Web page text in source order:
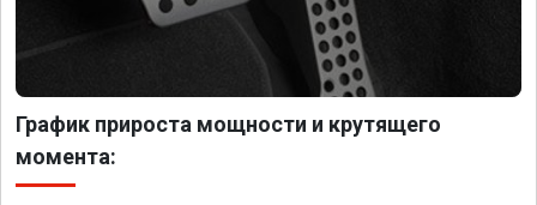
График прироста мощности и крутящего
момента: